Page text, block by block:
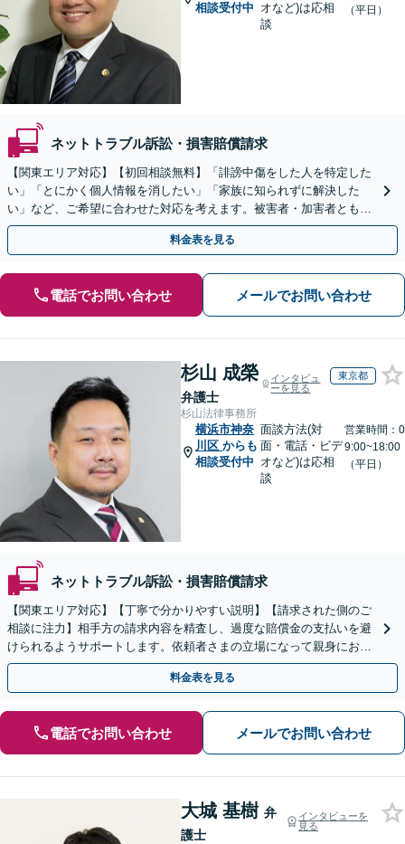
相談受付中 オなど)は応相
談
（平日）
ネットトラブル訴訟・損害賠償請求
【関東エリア対応】【初回相談無料】「誹謗中傷をした人を特定した
い」「とにかく個人情報を消したい」「家族に知られずに解決した
い」など、ご希望に合わせた対応を考えます。被害者・加害者ともに
対応可。企業のネットトラブルもお任せ【土日祝対応可】
料金表を見る
電話でお問い合わせ メールでお問い合わせ
杉山 成榮
弁護士
インタビュ
ーを見る
東京都
杉山法律事務所
横浜市神奈
川区 からも
相談受付中
面談方法(対
面・電話・ビデ
オなど)は応相
談
営業時間：0
9:00~18:00
（平日）
ネットトラブル訴訟・損害賠償請求
【関東エリア対応】【丁寧で分かりやすい説明】【請求された側のご
相談に注力】相手方の請求内容を精査し、過度な賠償金の支払いを避
けられるようサポートします。依頼者さまの立場になって親身にお話
を伺いますので、ぜひご相談ください。【WEB面談可】
料金表を見る
電話でお問い合わせ メールでお問い合わせ
大城 基樹 弁
護士
インタビューを
見る